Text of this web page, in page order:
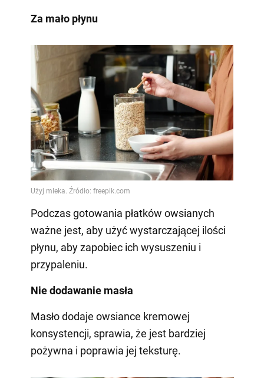
Za mało płynu
Podczas gotowania płatków owsianych
ważne jest, aby użyć wystarczającej ilości
płynu, aby zapobiec ich wysuszeniu i
przypaleniu.
Nie dodawanie masła
Masło dodaje owsiance kremowej
konsystencji, sprawia, że jest bardziej
pożywna i poprawia jej teksturę.